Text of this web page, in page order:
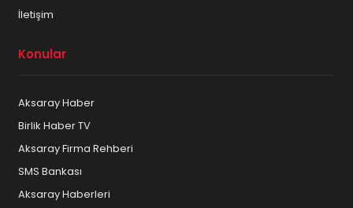
İletişim
Konular
Aksaray Haber
Birlik Haber TV
Aksaray Firma Rehberi
SMS Bankası
Aksaray Haberleri